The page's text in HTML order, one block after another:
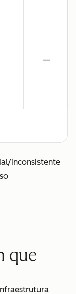
—
inconsistente
que